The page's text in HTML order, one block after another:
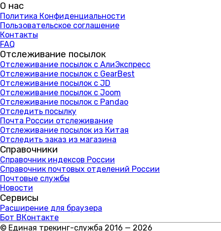
О нас
Политика Конфиденциальности
Пользовательское соглашение
Контакты
FAQ
Отслеживание посылок
Отслеживание посылок с АлиЭкспресс
Отслеживание посылок с GearBest
Отслеживание посылок с JD
Отслеживание посылок с Joom
Отслеживание посылок с Pandao
Отследить посылку
Почта России отслеживание
Отслеживание посылок из Китая
Отследить заказ из магазина
Справочники
Справочник индексов России
Справочник почтовых отделений России
Почтовые службы
Новости
Сервисы
Расширение для браузера
Бот ВКонтакте
© Единая трекинг-служба 2016 — 2026